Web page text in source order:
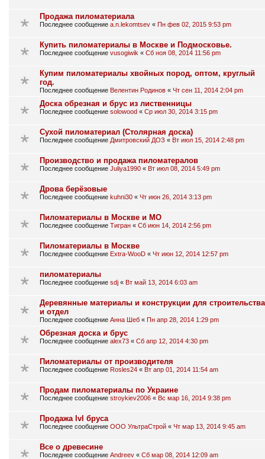
Продажа пиломатериала
Последнее сообщение a.n.lekomtsev « Пн фев 02, 2015 9:53 pm
Купить пиломатериалы в Москве и Подмосковье.
Последнее сообщение vusogiwik « Сб ноя 08, 2014 11:56 pm
Купим пиломатериалы хвойных пород, оптом, круглый
год.
Последнее сообщение Велентин Родинов « Чт сен 11, 2014 2:04 pm
Доска обрезная и брус из лиственницы
Последнее сообщение solowood « Ср июл 30, 2014 3:15 pm
Сухой пиломатериал (Столярная доска)
Последнее сообщение Дмитровский ДОЗ « Вт июл 15, 2014 2:48 pm
Производство и продажа пиломатералов
Последнее сообщение Juliya1990 « Вт июл 08, 2014 5:49 pm
Дрова берёзовые
Последнее сообщение kuhni30 « Чт июн 26, 2014 3:13 pm
Пиломатериалы в Москве и МО
Последнее сообщение Тигран « Сб июн 14, 2014 2:56 pm
Пиломатериалы в Москве
Последнее сообщение Extra-WooD « Чт июн 12, 2014 12:57 pm
пиломатериалы
Последнее сообщение sdj « Вт май 13, 2014 6:03 am
Деревянные материалы и конструкции для строительства
и отдел
Последнее сообщение Анна Шеб « Пн апр 28, 2014 1:29 pm
Обрезная доска и брус
Последнее сообщение alex73 « Сб апр 12, 2014 4:30 pm
Пиломатериалы от производителя
Последнее сообщение Rosles24 « Вт апр 01, 2014 11:54 am
Продам пиломатериалы по Украине
Последнее сообщение stroykiev2006 « Вс мар 16, 2014 9:38 pm
Продажа lvl бруса
Последнее сообщение ООО УльтраСтрой « Чт мар 13, 2014 9:45 am
Все о древесине
Последнее сообщение Andreev « Сб мар 08, 2014 12:09 am